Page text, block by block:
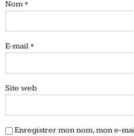
Nom *
E-mail *
Site web
Enregistrer mon nom, mon e-